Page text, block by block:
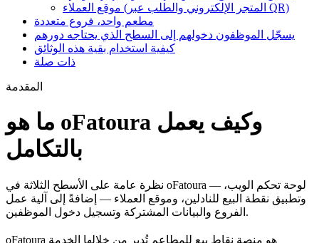
موقع العملاء (المتجر الإلكتروني والطلب عبر QR)
مطعم واحد، فروع متعددة
يسجّل الموظفون دخولهم إلى السطح الذي يحتاجه دورهم
كيفية استخدام بقية هذه الوثائق
ذات صلة
المقدمة
ما هو oFatoura وكيف يعمل
بالتكامل
نظرة عامة على الأسطح الثلاثة في oFatoura — لوحة تحكم الويب،
وتطبيق نقطة البيع للنادلين، وموقع العملاء — إضافةً إلى آلية عمل
الفروع والبيانات المشتركة وتسجيل دخول الموظفين.
oFatoura هو منصة نقاط بيع للمطاعم تُدير من خلالها الخدمة